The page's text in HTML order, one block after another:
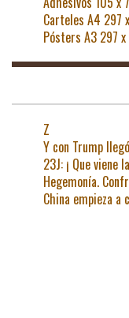
Carteles A4 297
Pósters A3 297
Z
Y con Trump
23J: ¡ Que viene
Hegemonía.
China empieza a